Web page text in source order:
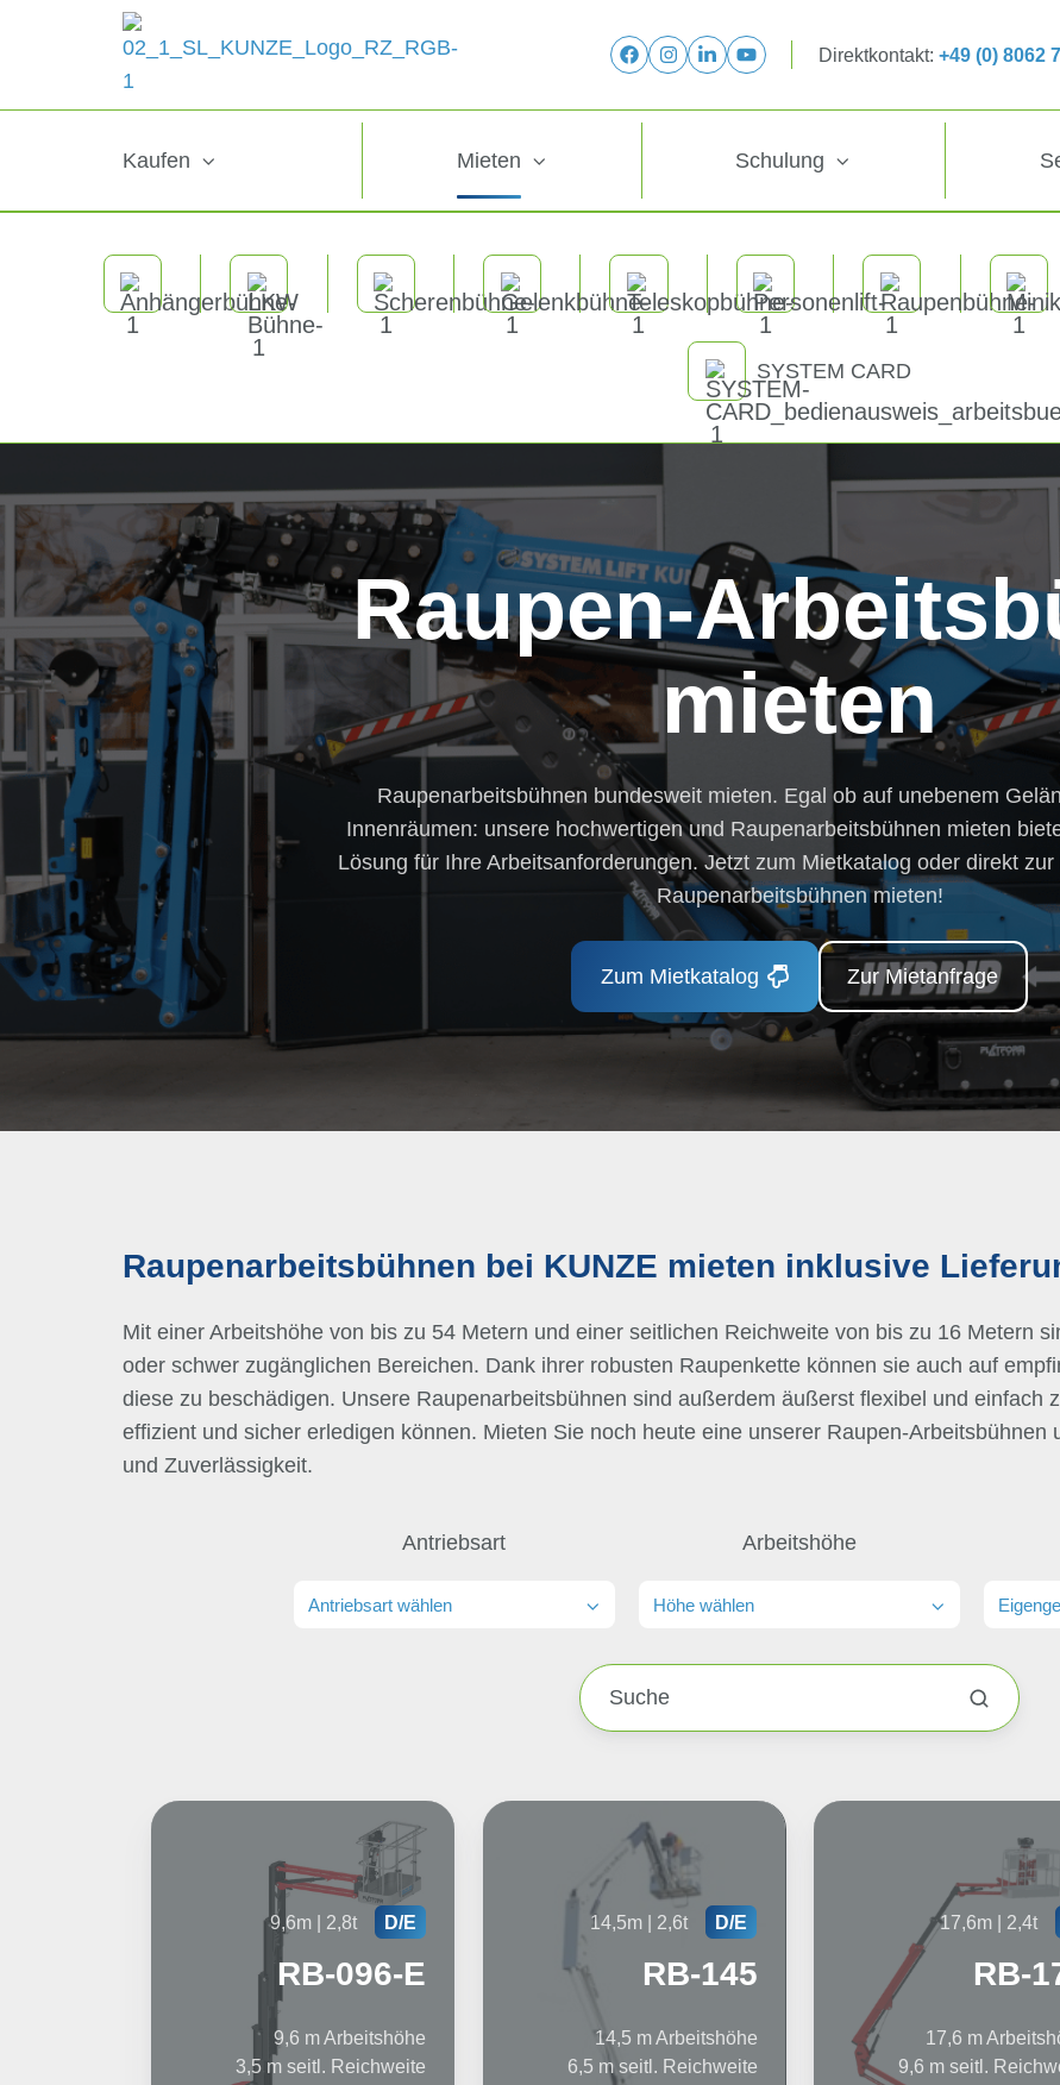
Direktkontakt: +49 (0) 8062
Kaufen Mieten Schulung
SYSTEM CARD
Raupen-
mieten
Raupenarbeitsbühnen bundesweit mieten. Egal ob auf unebenem
Innenräumen: unsere hochwertigen und Raupenarbeitsbühnen mieten
Lösung für Ihre Arbeitsanforderungen. Jetzt zum Mietkatalog oder direkt
Raupenarbeitsbühnen mieten!
Zum Mietkatalog Zur Mietanfrage
Raupenarbeitsbühnen bei KUNZE mieten inklusive
Mit einer Arbeitshöhe von bis zu 54 Metern und einer seitlichen Reichweite von bis zu 16 Metern
oder schwer zugänglichen Bereichen. Dank ihrer robusten Raupenkette können sie auch auf
diese zu beschädigen. Unsere Raupenarbeitsbühnen sind außerdem äußerst flexibel und einfach
effizient und sicher erledigen können. Mieten Sie noch heute eine unserer Raupen-
und Zuverlässigkeit.
Antriebsart
Antriebsart wählen
Arbeitshöhe
Höhe wählen
D/E
9,6m | 2,8t
RB-096-E
9,6 m Arbeitshöhe
3,5 m seitl. Reichweite
D/E
14,5m | 2,6t
RB-145
14,5 m Arbeitshöhe
6,5 m seitl. Reichweite
17,6m | 2,4t
RB-
17,6 m
9,6 m seitl.